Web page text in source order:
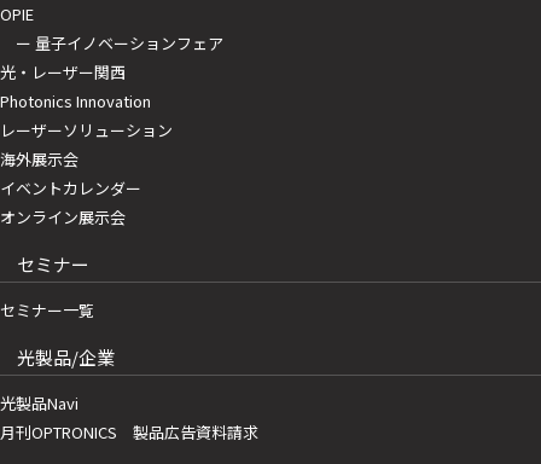
OPIE
ー 量子イノベーションフェア
光・レーザー関西
Photonics Innovation
レーザーソリューション
海外展示会
イベントカレンダー
オンライン展示会
セミナー
セミナー一覧
光製品/企業
光製品Navi
月刊OPTRONICS 製品広告資料請求